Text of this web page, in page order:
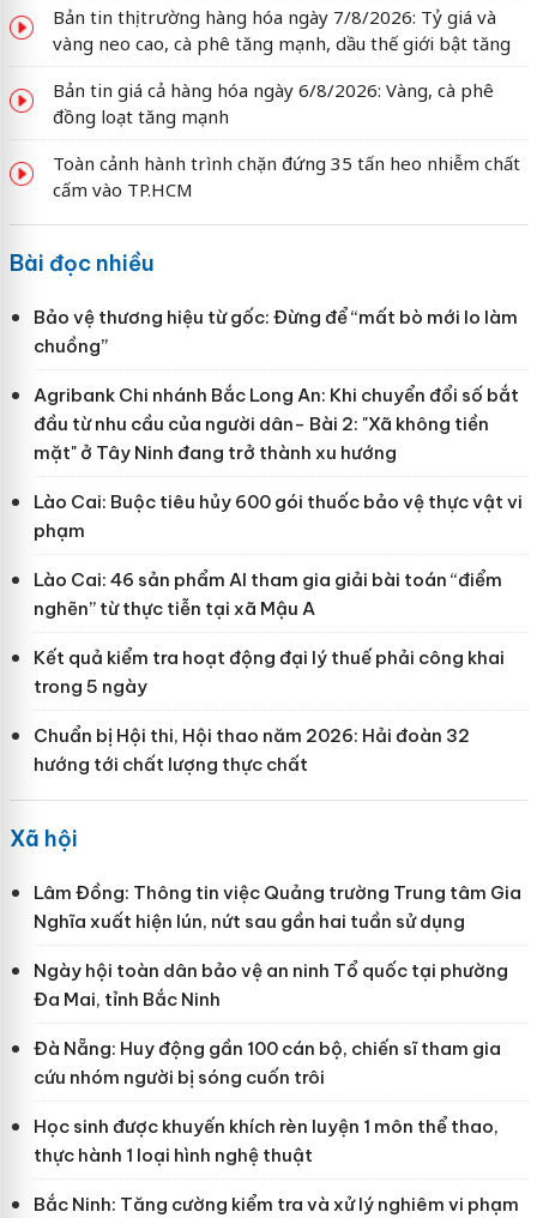
Bản tin thị trường hàng hóa ngày 7/8/2026: Tỷ giá và
vàng neo cao, cà phê tăng mạnh, dầu thế giới bật tăng
Bản tin giá cả hàng hóa ngày 6/8/2026: Vàng, cà phê
đồng loạt tăng mạnh
Toàn cảnh hành trình chặn đứng 35 tấn heo nhiễm chất
cấm vào TP.HCM
Bài đọc nhiều
Bảo vệ thương hiệu từ gốc: Đừng để “mất bò mới lo làm
chuồng”
Agribank Chi nhánh Bắc Long An: Khi chuyển đổi số bắt
đầu từ nhu cầu của người dân- Bài 2: "Xã không tiền
mặt" ở Tây Ninh đang trở thành xu hướng
Lào Cai: Buộc tiêu hủy 600 gói thuốc bảo vệ thực vật vi
phạm
Lào Cai: 46 sản phẩm AI tham gia giải bài toán “điểm
nghẽn” từ thực tiễn tại xã Mậu A
Kết quả kiểm tra hoạt động đại lý thuế phải công khai
trong 5 ngày
Chuẩn bị Hội thi, Hội thao năm 2026: Hải đoàn 32
hướng tới chất lượng thực chất
Xã hội
Lâm Đồng: Thông tin việc Quảng trường Trung tâm Gia
Nghĩa xuất hiện lún, nứt sau gần hai tuần sử dụng
Ngày hội toàn dân bảo vệ an ninh Tổ quốc tại phường
Đa Mai, tỉnh Bắc Ninh
Đà Nẵng: Huy động gần 100 cán bộ, chiến sĩ tham gia
cứu nhóm người bị sóng cuốn trôi
Học sinh được khuyến khích rèn luyện 1 môn thể thao,
thực hành 1 loại hình nghệ thuật
Bắc Ninh: Tăng cường kiểm tra và xử lý nghiêm vi phạm